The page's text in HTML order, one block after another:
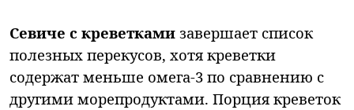
Севиче с креветками завершает список
полезных перекусов, хотя креветки
содержат меньше омега-3 по сравнению с
другими морепродуктами. Порция креветок